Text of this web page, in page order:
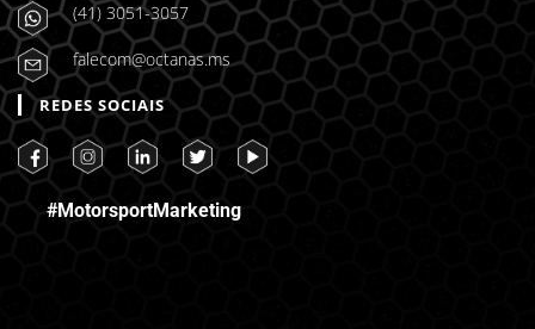
(41) 3051-3057
falecom@octanas.ms
REDES SOCIAIS
#MotorsportMarketing